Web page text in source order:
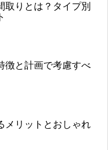
取りとは？タイプ別
徴と計画で考慮すべ
メリットとおしゃれ